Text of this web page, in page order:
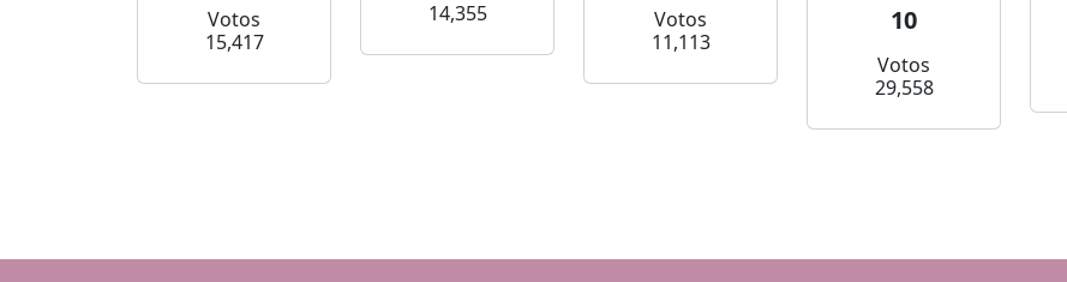
Votos
15,417
14,355
Votos
11,113
10
Votos
29,558